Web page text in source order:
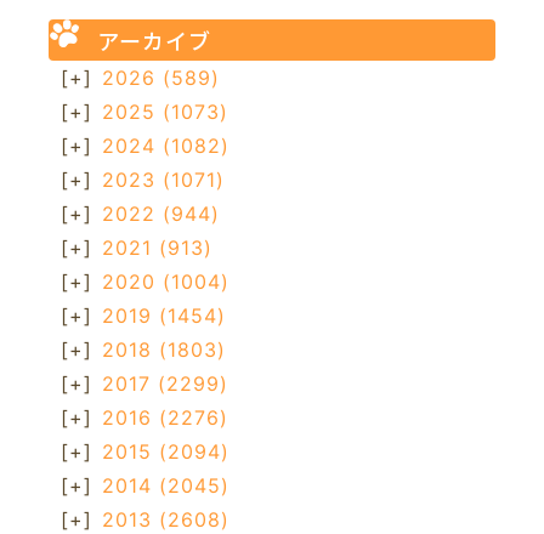
アーカイブ
[+] 2026 (589)
[+] 2025 (1073)
[+] 2024 (1082)
[+] 2023 (1071)
[+] 2022 (944)
[+] 2021 (913)
[+] 2020 (1004)
[+] 2019 (1454)
[+] 2018 (1803)
[+] 2017 (2299)
[+] 2016 (2276)
[+] 2015 (2094)
[+] 2014 (2045)
[+] 2013 (2608)